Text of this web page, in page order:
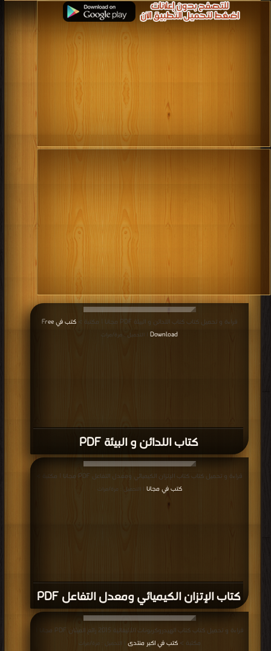
كتاب اللدائن و البيئة PDF
قراءة و تحميل كتاب كتاب اللدائن و البيئة PDF مجانا | مكتبة >
كتب في Free
Download
كتاب الإتزان الكيميائي ومعدل التفاعل PDF
قراءة و تحميل كتاب كتاب الإتزان الكيميائي ومعدل التفاعل PDF مجانا | مكتبة >
كتب في مجانا
قراءة و تحميل كتاب كتاب الهيدروكربونات الأليفاتية 2015 رائع الميثان PDF مجانا |
مكتبة >كتب في اكبر منتدى